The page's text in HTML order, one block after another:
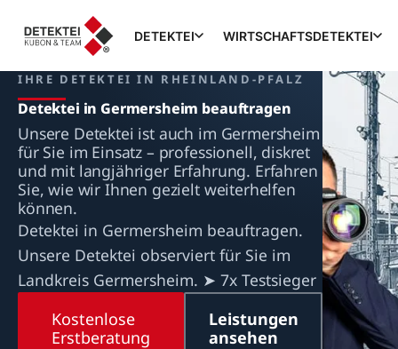
DETEKTEI WIRTSCHAFTSDETEKTEI
IHRE DETEKTEI IN RHEINLAND-PFALZ
Detektei in Germersheim beauftragen
Unsere Detektei ist auch im Germersheim
für Sie im Einsatz – professionell, diskret
und mit langjähriger Erfahrung. Erfahren
Sie, wie wir Ihnen gezielt weiterhelfen
können.
Detektei in Germersheim beauftragen.
Unsere Detektei observiert für Sie im
Landkreis Germersheim. ➤ 7x Testsieger
Kostenlose
Erstberatung
Leistungen
ansehen